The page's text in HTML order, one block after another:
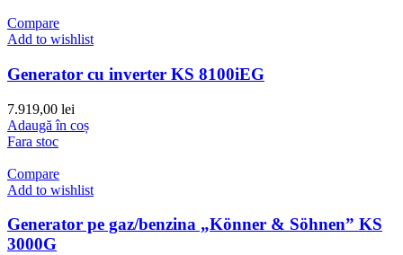
Compare
Add to wishlist
Generator cu inverter KS 8100iEG
7.919,00 lei
Adaugă în coș
Fara stoc
Compare
Add to wishlist
Generator pe gaz/benzina „Könner & Söhnen” KS
3000G